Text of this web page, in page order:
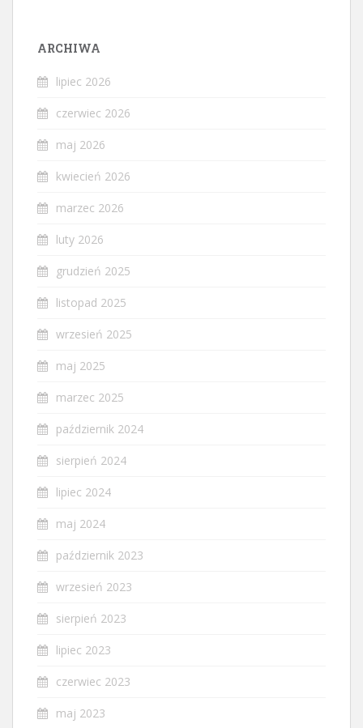
ARCHIWA
lipiec 2026
czerwiec 2026
maj 2026
kwiecień 2026
marzec 2026
luty 2026
grudzień 2025
listopad 2025
wrzesień 2025
maj 2025
marzec 2025
październik 2024
sierpień 2024
lipiec 2024
maj 2024
październik 2023
wrzesień 2023
sierpień 2023
lipiec 2023
czerwiec 2023
maj 2023